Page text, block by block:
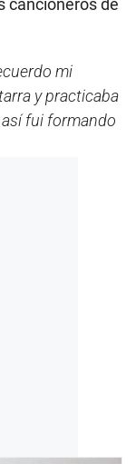
cancioneros de
mi
y practicaba
fui formando